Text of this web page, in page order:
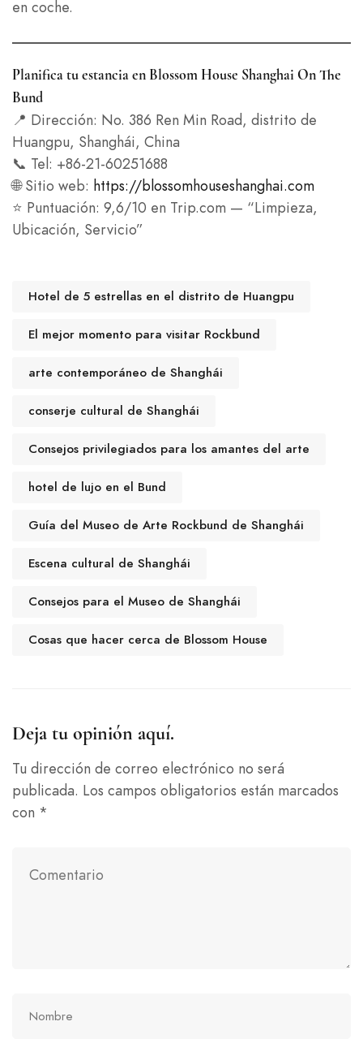
en coche.
Planifica tu estancia en Blossom House Shanghai On The
Bund
📍 Dirección: No. 386 Ren Min Road, distrito de
Huangpu, Shanghái, China
📞 Tel: +86-21-60251688
🌐 Sitio web: https://blossomhouseshanghai.com
⭐ Puntuación: 9,6/10 en Trip.com — “Limpieza,
Ubicación, Servicio”
Hotel de 5 estrellas en el distrito de Huangpu
El mejor momento para visitar Rockbund
arte contemporáneo de Shanghái
conserje cultural de Shanghái
Consejos privilegiados para los amantes del arte
hotel de lujo en el Bund
Guía del Museo de Arte Rockbund de Shanghái
Escena cultural de Shanghái
Consejos para el Museo de Shanghái
Cosas que hacer cerca de Blossom House
Deja tu opinión aquí.
Tu dirección de correo electrónico no será
publicada. Los campos obligatorios están marcados
con *